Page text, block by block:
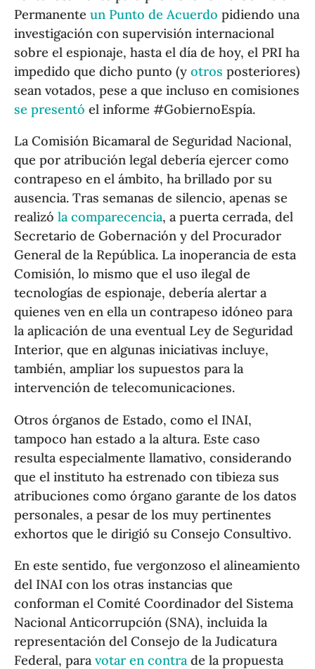
Permanenteun Punto de Acuerdo pidiendo una
investigación con supervisión internacional
sobre el espionaje, hasta el día de hoy, el PRI ha
impedido que dicho punto (yotros posteriores)
sean votados, pese a que incluso en comisiones
se presentó el informe #GobiernoEspía.
La Comisión Bicamaral de Seguridad Nacional,
que por atribución legal debería ejercer como
contrapeso en el ámbito, ha brillado por su
ausencia. Tras semanas de silencio, apenas se
realizóla comparecencia, a puerta cerrada, del
Secretario de Gobernación y del Procurador
General de la República. La inoperancia de esta
Comisión, lo mismo que el uso ilegal de
tecnologías de espionaje, debería alertar a
quienes ven en ella un contrapeso idóneo para
la aplicación de una eventual Ley de Seguridad
Interior, que en algunas iniciativas incluye,
también, ampliar los supuestos para la
intervención de telecomunicaciones.
Otros órganos de Estado, como el INAI,
tampoco han estado a la altura. Este caso
resulta especialmente llamativo, considerando
que el instituto ha estrenado con tibieza sus
atribuciones como órgano garante de los datos
personales, a pesar de los muy pertinentes
exhortos que le dirigió su Consejo Consultivo.
En este sentido, fue vergonzoso el alineamiento
del INAI con los otras instancias que
conforman el Comité Coordinador del Sistema
Nacional Anticorrupción (SNA), incluida la
representación del Consejo de la Judicatura
Federal, paravotar en contra de la propuesta